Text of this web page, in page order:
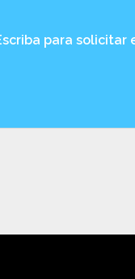
para solicitar